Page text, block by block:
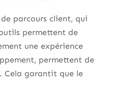
parcours client, qui
permettent de
une expérience
permettent de
Cela garantit que le